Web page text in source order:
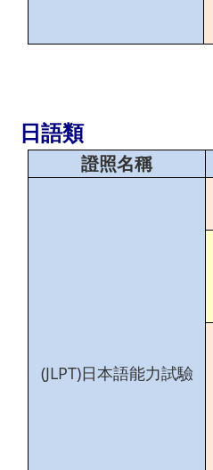
日語類
證照名稱
(JLPT)日本語能力試驗